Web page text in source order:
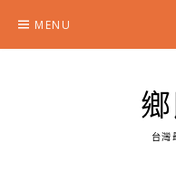
content
MENU
台灣